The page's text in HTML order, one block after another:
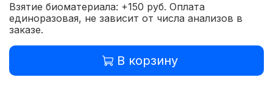
Взятие биоматериала: +150 руб. Оплата
единоразовая, не зависит от числа анализов в
заказе.
В корзину